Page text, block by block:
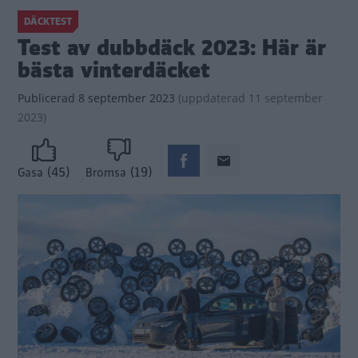
DÄCKTEST
Test av dubbdäck 2023: Här är
bästa vinterdäcket
Publicerad 8 september 2023 (uppdaterad 11 september
2023)
Gasa (45) Bromsa (19)